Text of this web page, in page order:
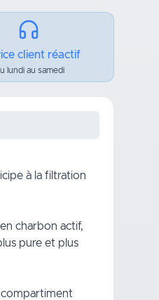
client réactif
lundi au samedi
à la filtration
charbon actif,
pure et plus
compartiment